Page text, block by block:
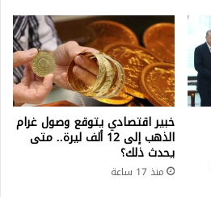
خبير اقتصادي يتوقع وصول غرام
الذهب إلى 12 ألف ليرة.. متى
يحدث ذلك؟
منذ 17 ساعة